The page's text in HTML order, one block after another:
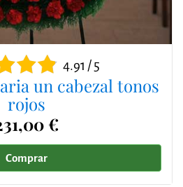
4.91 / 5
un cabezal tonos
rojos
€
Comprar